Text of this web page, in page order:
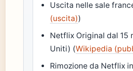
Uscita nelle sale
(uscita))
Netflix Original dal 15
Uniti) (Wikipedia
Rimozione da Netflix